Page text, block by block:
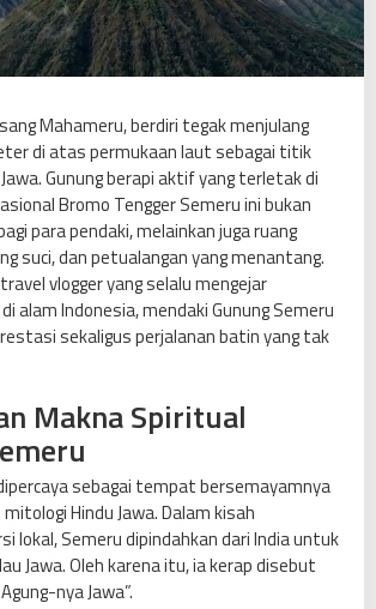
e
r
u
J
a
w
a
T
i
m
u
r
e
a
k
l
u
k
k
Mahameru, berdiri tegak menjulang
di atas permukaan laut sebagai titik
Gunung berapi aktif yang terletak di
Bromo Tengger Semeru ini bukan
para pendaki, melainkan juga ruang
suci, dan petualangan yang menantang.
vlogger yang selalu mengejar
alam Indonesia, mendaki Gunung Semeru
sekaligus perjalanan batin yang tak
Makna Spiritual
sebagai tempat bersemayamnya
Hindu Jawa. Dalam kisah
lokal, Semeru dipindahkan dari India untuk
Jawa. Oleh karena itu, ia kerap disebut
nya Jawa”.